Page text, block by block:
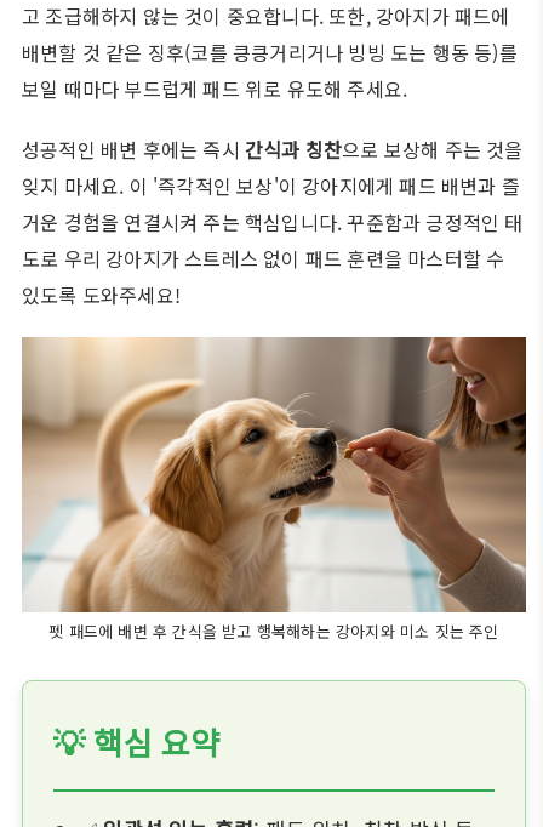
고 조급해하지 않는 것이 중요합니다. 또한, 강아지가 패드에
배변할 것 같은 징후(코를 킁킁거리거나 빙빙 도는 행동 등)를
보일 때마다 부드럽게 패드 위로 유도해 주세요.
성공적인 배변 후에는 즉시 간식과 칭찬으로 보상해 주는 것을
잊지 마세요. 이 '즉각적인 보상'이 강아지에게 패드 배변과 즐
거운 경험을 연결시켜 주는 핵심입니다. 꾸준함과 긍정적인 태
도로 우리 강아지가 스트레스 없이 패드 훈련을 마스터할 수
있도록 도와주세요!
펫 패드에 배변 후 간식을 받고 행복해하는 강아지와 미소 짓는 주인
💡 핵심 요약